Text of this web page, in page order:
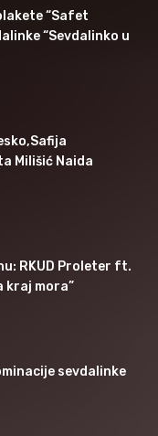
“Safet
“Sevdalinko u
Milišić Naida
RKUD Proleter ft.
kraj mora”
sevdalinke